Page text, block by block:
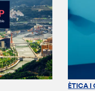
ÈTICA I